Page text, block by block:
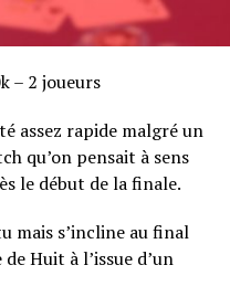
– 2 joueurs
assez rapide malgré un
qu’on pensait à sens
le début de la finale.
mais s’incline au final
Huit à l’issue d’un